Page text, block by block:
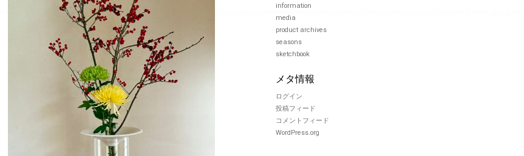
information
media
product archives
seasons
sketchbook
メタ情報
ログイン
投稿フィード
コメントフィード
WordPress.org